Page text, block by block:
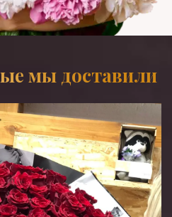
мы доставили